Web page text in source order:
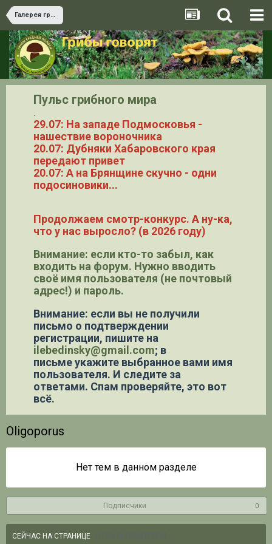
Галерея грибов
Пульс грибного мира
.
29.07: На западе Подмосковья -
нашествие вороночника
20.07: Дубняки Хабаровского края
передают привет
20.07: А на Брянщине скучно - одни
подосиновики...
Продолжаем смотр-конкурс. А ну-ка,
что у нас выросло? (в 2026 году)
Внимание: если кто-то забыл, как
входить на форум. Нужно вводить
своё имя пользователя (не почтовый
адрес!) и пароль.
Внимание: если вы не получили
письмо о подтверждении
регистрации, пишите на
ilebedinsky@gmail.com; в
письме укажите выбранное вами имя
пользователя. И следите за
ответами. Спам проверяйте, это вот
всё.
Oligoporus
Нет тем в данном разделе
Подписчики 0
СЕЙЧАС НА СТРАНИЦЕ 0 ПОЛЬЗОВАТЕЛЕЙ